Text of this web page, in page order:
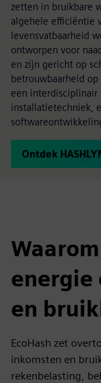
zetten in bruikbare
algehele efficiëntie
levensvatbaarheid
ontworpen voor
en zijn gericht op
betrouwbaarheid op
een interdisciplinair
installatietechniek,
Ontdek
energie
en
EcoHash zet
inkomsten en
rekenbelasting,